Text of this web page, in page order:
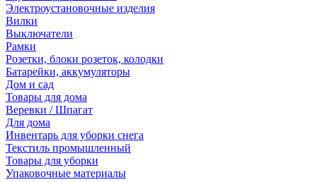
Электроустановочные изделия
Вилки
Выключатели
Рамки
Розетки, блоки розеток, колодки
Батарейки, аккумуляторы
Дом и сад
Товары для дома
Веревки / Шпагат
Для дома
Инвентарь для уборки снега
Текстиль промышленный
Товары для уборки
Упаковочные материалы